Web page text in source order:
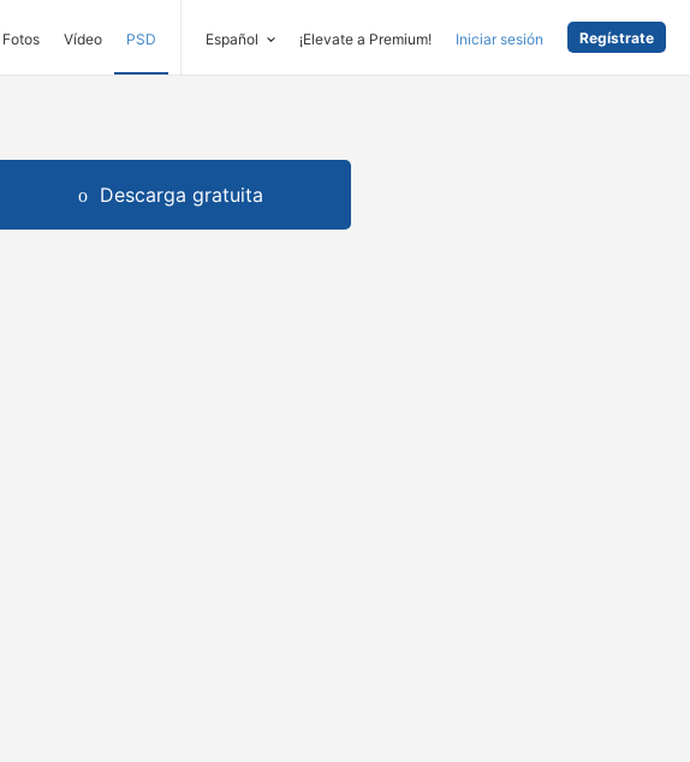
Fotos Vídeo PSD Español ¡Elevate a Premium! Iniciar sesión Regístrate
Descarga gratuita